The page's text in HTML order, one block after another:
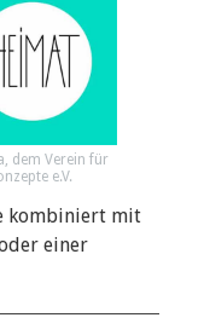
dem Verein für
e.V.
kombiniert mit
einer